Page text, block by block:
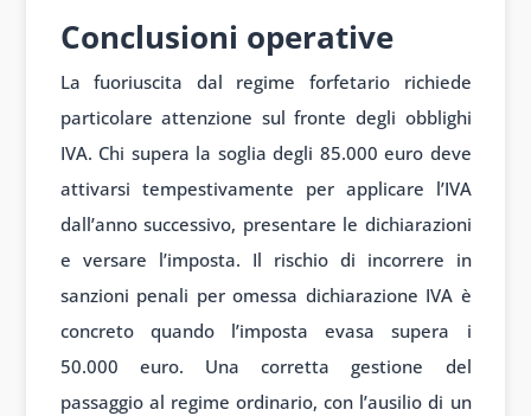
Conclusioni operative
La fuoriuscita dal regime forfetario richiede
particolare attenzione sul fronte degli obblighi
IVA. Chi supera la soglia degli 85.000 euro deve
attivarsi tempestivamente per applicare l’IVA
dall’anno successivo, presentare le dichiarazioni
e versare l’imposta. Il rischio di incorrere in
sanzioni penali per omessa dichiarazione IVA è
concreto quando l’imposta evasa supera i
50.000 euro. Una corretta gestione del
passaggio al regime ordinario, con l’ausilio di un